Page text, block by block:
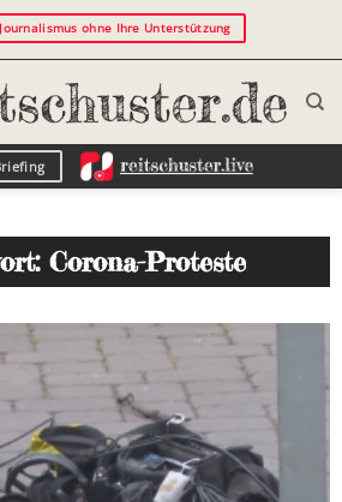
ohne Ihre Unterstützung
Corona-Proteste